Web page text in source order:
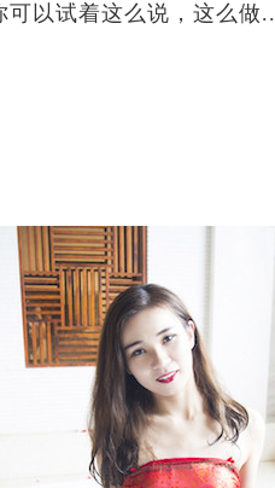
可以试着这么说，这么做..